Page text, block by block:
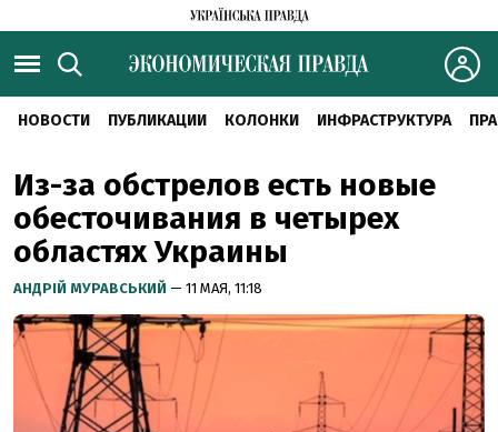
НОВОСТИ ПУБЛИКАЦИИ КОЛОНКИ ИНФРАСТРУКТУРА
Из-за обстрелов есть новые
обесточивания в четырех
областях Украины
АНДРІЙ МУРАВСЬКИЙ — 11 МАЯ, 11:18